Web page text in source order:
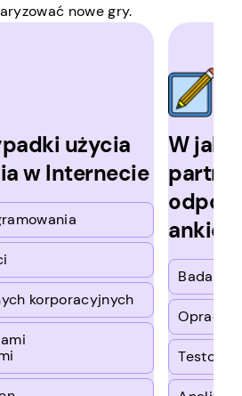
nowe gry.
użycia
w Internecie
korporacyjnych
W jaki
Badania